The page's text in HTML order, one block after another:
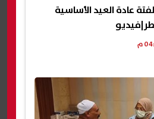
عادة العيد الأساسية